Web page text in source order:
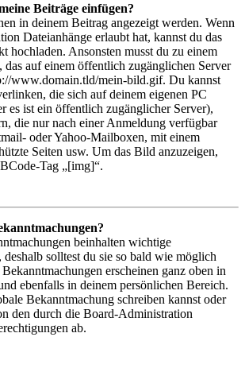
Beiträge einfügen?
in deinem Beitrag angezeigt werden. Wenn
Dateianhänge erlaubt hat, kannst du das
hochladen. Ansonsten musst du zu einem
auf einem öffentlich zugänglichen Server
www.domain.tld/mein-bild.gif. Du kannst
die sich auf deinem eigenen PC
es ist ein öffentlich zugänglicher Server),
die nur nach einer Anmeldung verfügbar
oder Yahoo-Mailboxen, mit einem
Seiten usw. Um das Bild anzuzeigen,
Tag „[img]“.
beinhalten wichtige
solltest du sie so bald wie möglich
erscheinen ganz oben in
ebenfalls in deinem persönlichen Bereich.
Bekanntmachung schreiben kannst oder
den durch die Board-Administration
ab.